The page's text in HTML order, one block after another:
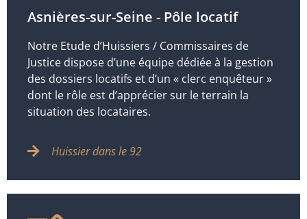
Asnières-sur-Seine - Pôle locatif
Notre Etude d’Huissiers / Commissaires de
Justice dispose d’une équipe dédiée à la gestion
des dossiers locatifs et d’un « clerc enquêteur »
dont le rôle est d’apprécier sur le terrain la
situation des locataires.
Huissier dans le 92